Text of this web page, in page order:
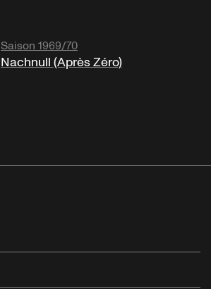
Saison 1969/70
Nachnull (Après Zéro)